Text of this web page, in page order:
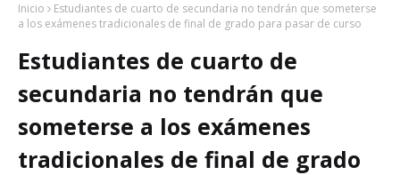
Inicio
Estudiantes de cuarto de secundaria no tendrán que someterse
a los exámenes tradicionales de final de grado para pasar de curso
Estudiantes de cuarto de
secundaria no tendrán que
someterse a los exámenes
tradicionales de final de grado